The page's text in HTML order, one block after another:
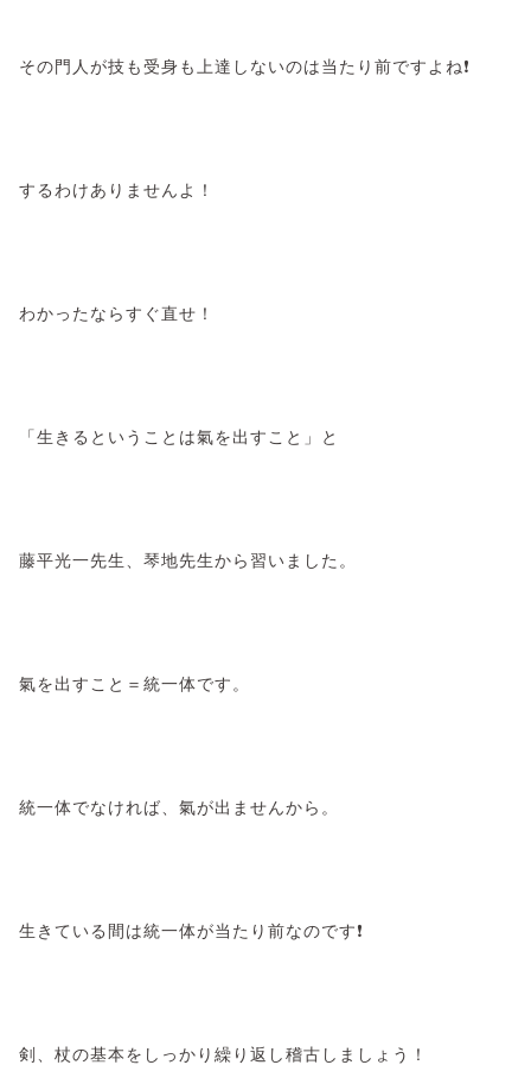
その門人が技も受身も上達しないのは当たり前ですよね❗
するわけありませんよ！
わかったならすぐ直せ！
「生きるということは氣を出すこと」と
藤平光一先生、琴地先生から習いました。
氣を出すこと＝統一体です。
統一体でなければ、氣が出ませんから。
生きている間は統一体が当たり前なのです❗
剣、杖の基本をしっかり繰り返し稽古しましょう！